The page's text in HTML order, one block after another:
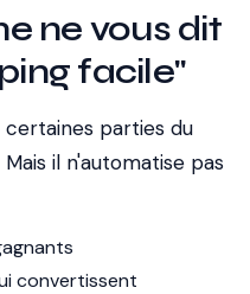
ne vous dit
facile"
parties du
il n'automatise pas
convertissent